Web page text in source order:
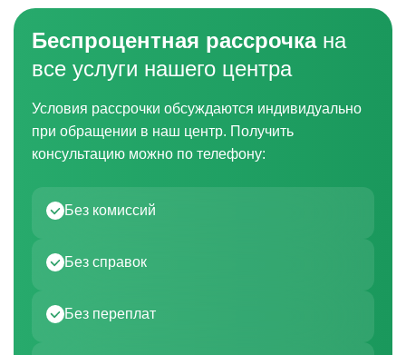
Беспроцентная рассрочкана
все услуги нашего центра
Условия рассрочки обсуждаются индивидуально
при обращении в наш центр. Получить
консультацию можно по телефону:
Без комиссий
Без справок
Без переплат